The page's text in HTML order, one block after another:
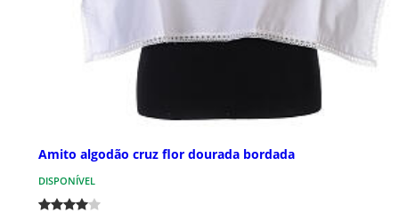
Amito algodão cruz flor dourada bordada
DISPONÍVEL